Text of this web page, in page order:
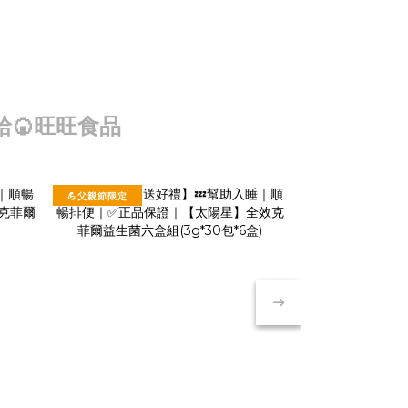
🍘旺旺食品
💪父親節限定